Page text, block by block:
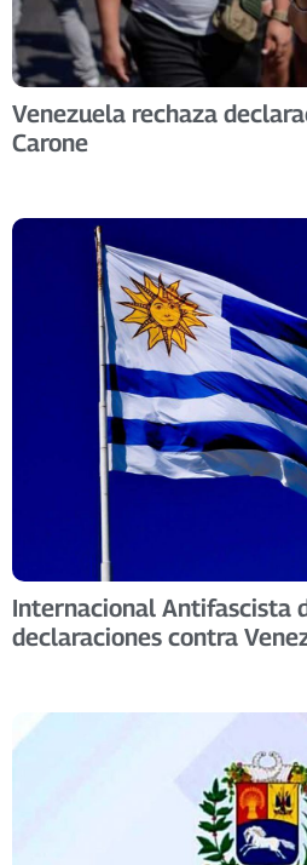
Venezuela rechaza
Carone
Internacional Antifascista
declaraciones contra